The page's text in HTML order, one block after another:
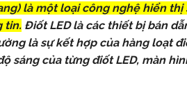
là một loại công nghệ hiển thị
tin. Điốt LED là các thiết bị bán
là sự kết hợp của hàng loạt
sáng của từng điốt LED, màn